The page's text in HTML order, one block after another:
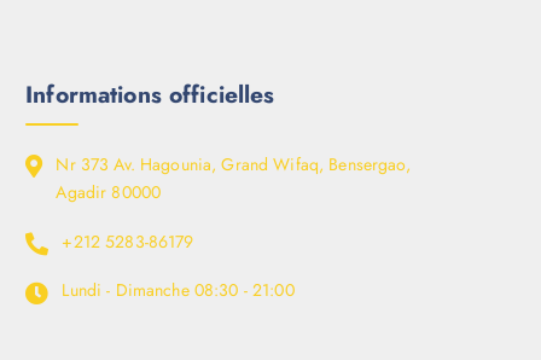
Informations officielles
Nr 373 Av. Hagounia, Grand Wifaq, Bensergao,
Agadir 80000
+212 5283-86179
Lundi - Dimanche 08:30 - 21:00